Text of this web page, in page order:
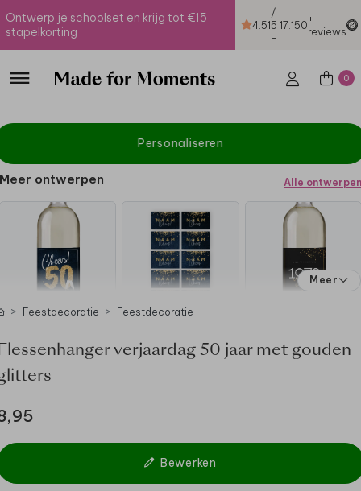
Ontwerp je schoolset en krijg tot €15
stapelkorting
4.51
/
5
-
17.150+
reviews
0
Personaliseren
Meer ontwerpen Alle ontwerpen
Meer
Feestdecoratie Feestdecoratie
verjaardag 50 jaar met gouden
Bewerken